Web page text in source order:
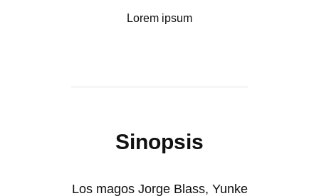
Lorem ipsum
Sinopsis
Los magos Jorge Blass, Yunke